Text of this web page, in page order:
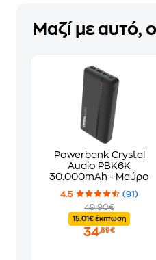
Μαζί με αυτό,
Powerbank Crystal
Audio PBK6K
30.000mAh - Μαύρο
4.5
(91)
49.90€
15.01€ έκπτωση
34,89€